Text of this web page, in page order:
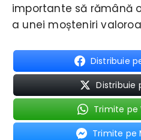
importante să rămână
a unei moșteniri
Distribuie
Distribuie
Trimite pe
Trimite pe